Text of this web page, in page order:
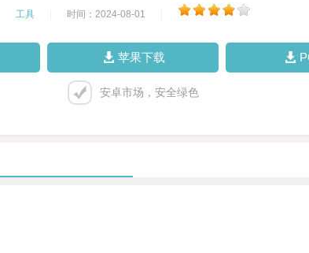
工具 时间：2024-08-01
苹果下载
安卓市场，安全绿色